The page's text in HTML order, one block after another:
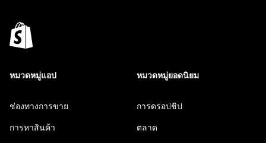
หมวดหมู่แอป
ช่องทางการขาย
การหาสินค้า
หมวดหมู่ยอดนิยม
การดรอปชิป
ตลาด